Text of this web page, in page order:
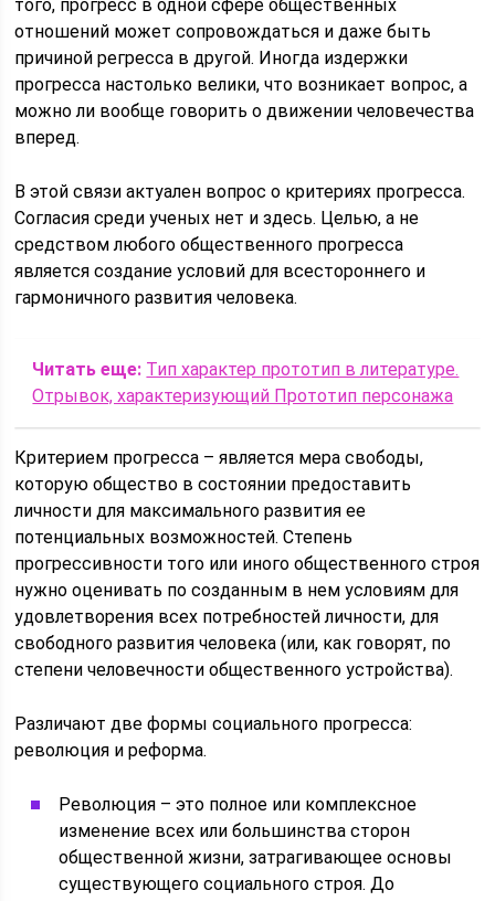
того, прогресс в одной сфере общественных
отношений может сопровождаться и даже быть
причиной регресса в другой. Иногда издержки
прогресса настолько велики, что возникает вопрос, а
можно ли вообще говорить о движении человечества
вперед.
В этой связи актуален вопрос о критериях прогресса.
Согласия среди ученых нет и здесь. Целью, а не
средством любого общественного прогресса
является создание условий для всестороннего и
гармоничного развития человека.
Читать еще: Тип характер прототип в литературе.
Отрывок, характеризующий Прототип персонажа
Критерием прогресса – является мера свободы,
которую общество в состоянии предоставить
личности для максимального развития ее
потенциальных возможностей. Степень
прогрессивности того или иного общественного строя
нужно оценивать по созданным в нем условиям для
удовлетворения всех потребностей личности, для
свободного развития человека (или, как говорят, по
степени человечности общественного устройства).
Различают две формы социального прогресса:
революция и реформа.
Революция – это полное или комплексное
изменение всех или большинства сторон
общественной жизни, затрагивающее основы
существующего социального строя. До